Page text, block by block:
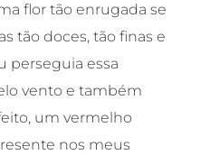
flor tão enrugada se
tão doces, tão finas e
perseguia essa
vento e também
um vermelho
nos meus